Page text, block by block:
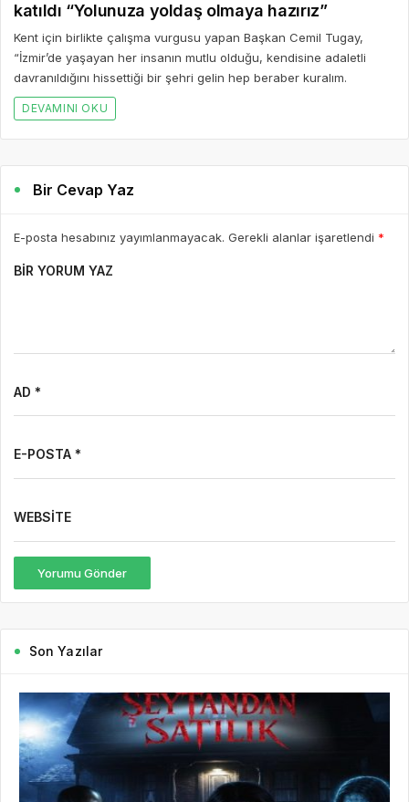
katıldı “Yolunuza yoldaş olmaya hazırız”
Kent için birlikte çalışma vurgusu yapan Başkan Cemil Tugay,
“İzmir’de yaşayan her insanın mutlu olduğu, kendisine adaletli
davranıldığını hissettiği bir şehri gelin hep beraber kuralım.
DEVAMINI OKU
Bir Cevap Yaz
E-posta hesabınız yayımlanmayacak. Gerekli alanlar işaretlendi *
BIR YORUM YAZ
AD *
E-POSTA *
WEBSITE
Yorumu Gönder
Son Yazılar